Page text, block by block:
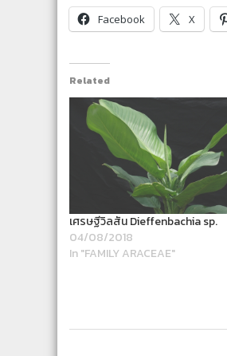
Facebook
X
Related
เศรษฐีวิลสัน Dieffenbachia sp.
04/08/2018
In "FAMILY ARACEAE"